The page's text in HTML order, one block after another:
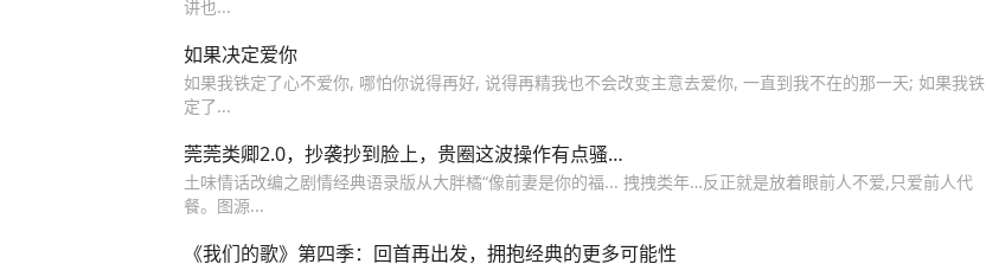
讲也...
如果决定爱你
如果我铁定了心不爱你, 哪怕你说得再好, 说得再精我也不会改变主意去爱你, 一直到我不在的那一天; 如果我铁
定了...
莞莞类卿2.0，抄袭抄到脸上，贵圈这波操作有点骚…
土味情话改编之剧情经典语录版从大胖橘“像前妻是你的福... 拽拽类年…反正就是放着眼前人不爱,只爱前人代
餐。图源...
《我们的歌》第四季：回首再出发，拥抱经典的更多可能性